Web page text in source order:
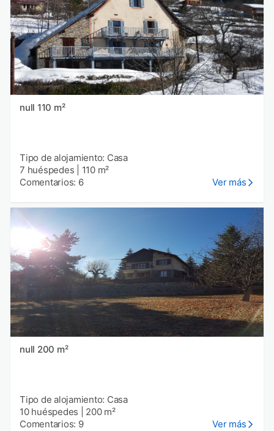
null 110 m²
Tipo de alojamiento: Casa
7 huéspedes
110 m²
Comentarios: 6
Ver más
null 200 m²
Tipo de alojamiento: Casa
10 huéspedes
200 m²
Comentarios: 9
Ver más